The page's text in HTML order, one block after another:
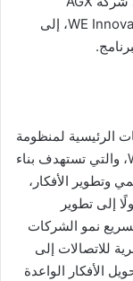
Consultant، الشركة المنفذة لبرنامج WE Innovate Star، إلى
الرئيسية لمنظومة
الابتكار التي يطورها برنامج WE Innovate Star، والتي تستهدف بناء
وتطوير الأفكار،
إلى تطوير
نمو الشركات
للاتصالات إلى
الأفكار الواعدة